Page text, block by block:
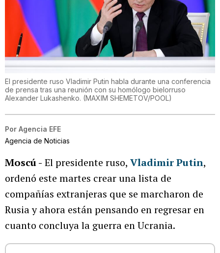
El presidente ruso Vladimir Putin habla durante una conferencia
de prensa tras una reunión con su homólogo bielorruso
Alexander Lukashenko. (MAXIM SHEMETOV/POOL)
Por Agencia EFE
Agencia de Noticias
Moscú - El presidente ruso, Vladimir Putin,
ordenó este martes crear una lista de
compañías extranjeras que se marcharon de
Rusia y ahora están pensando en regresar en
cuanto concluya la guerra en Ucrania.